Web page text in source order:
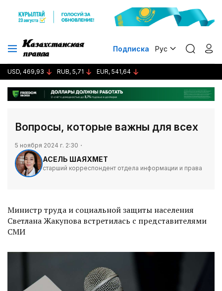
Подписка Рус
USD, 469,93 RUB, 5,71 EUR, 541,64
Вопросы, которые важны для всех
5 ноября 2024 г. 2:30
АСЕЛЬ ШАЯХМЕТ
старший корреспондент отдела информации и права
Министр труда и социальной защиты населения
Светлана Жакупова встретилась с представителями
СМИ